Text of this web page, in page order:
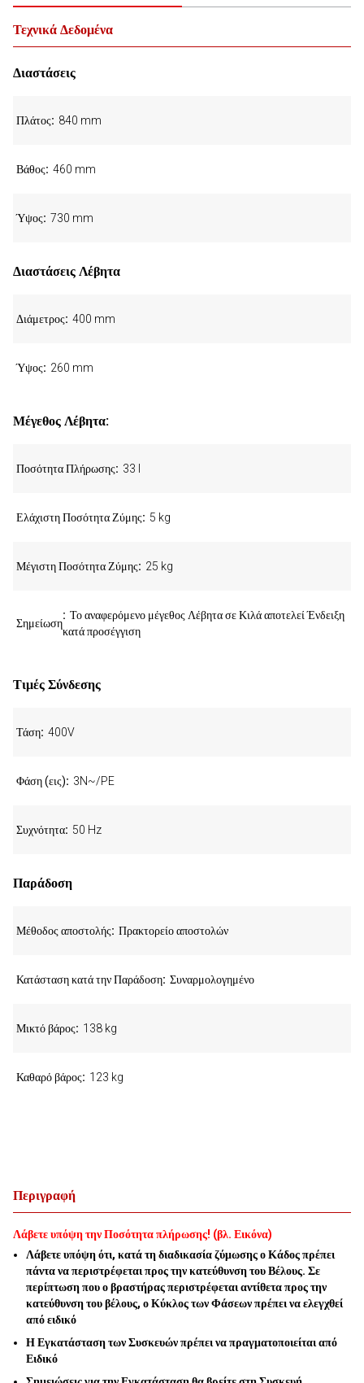
Περιγραφή
Λάβετε υπόψη την Ποσότητα πλήρωσης! (βλ. Εικόνα)
Λάβετε υπόψη ότι, κατά τη διαδικασία ζύμωσης ο Κάδος πρέπει
πάντα να περιστρέφεται προς την κατεύθυνση του Βέλους. Σε
περίπτωση που ο βραστήρας περιστρέφεται αντίθετα προς την
κατεύθυνση του βέλους, ο Κύκλος των Φάσεων πρέπει να ελεγχθεί
από ειδικό
Η Εγκατάσταση των Συσκευών πρέπει να πραγματοποιείται από
Ειδικό
Τεχνικά Δεδομένα
Διαστάσεις
Πλάτος 840 mm
Βάθος 460 mm
Ύψος 730 mm
Διαστάσεις Λέβητα
Διάμετρος 400 mm
Ύψος 260 mm
Μέγεθος Λέβητα:
Ποσότητα Πλήρωσης 33 l
Ελάχιστη Ποσότητα Ζύμης 5 kg
Μέγιστη Ποσότητα Ζύμης 25 kg
Σημείωση
Το αναφερόμενο μέγεθος Λέβητα σε Κιλά αποτελεί Ένδειξη
κατά προσέγγιση
Τιμές Σύνδεσης
Τάση 400V
Φάση (εις) 3N~/PE
Συχνότητα 50 Hz
Παράδοση
Μέθοδος αποστολής Πρακτορείο αποστολών
Κατάσταση κατά την Παράδοση Συναρμολογημένο
Μικτό βάρος 138 kg
Καθαρό βάρος 123 kg